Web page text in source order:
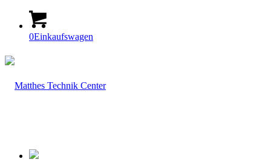
0Einkaufswagen